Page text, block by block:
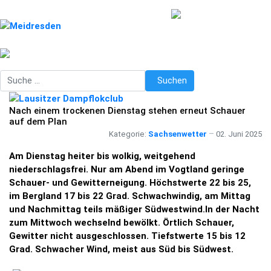
Suchen Suchen
Nach einem trockenen Dienstag stehen erneut Schauer
auf dem Plan
Kategorie: Sachsenwetter 02. Juni 2025
Am Dienstag heiter bis wolkig, weitgehend
niederschlagsfrei. Nur am Abend im Vogtland geringe
Schauer- und Gewitterneigung. Höchstwerte 22 bis 25,
im Bergland 17 bis 22 Grad. Schwachwindig, am Mittag
und Nachmittag teils mäßiger Südwestwind.In der Nacht
zum Mittwoch wechselnd bewölkt. Örtlich Schauer,
Gewitter nicht ausgeschlossen. Tiefstwerte 15 bis 12
Grad. Schwacher Wind, meist aus Süd bis Südwest.